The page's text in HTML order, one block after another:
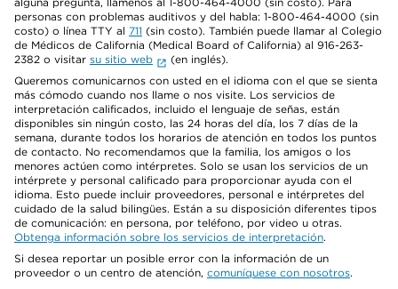
personas con problemas auditivos y del habla: 1-800-464-4000 (sin
costo) o línea TTY al 711 (sin costo). También puede llamar al Colegio
de Médicos de California (Medical Board of California) al 916-263-
2382 o visitar su sitio web
(en inglés).
Queremos comunicarnos con usted en el idioma con el que se sienta
más cómodo cuando nos llame o nos visite. Los servicios de
interpretación calificados, incluido el lenguaje de señas, están
disponibles sin ningún costo, las 24 horas del día, los 7 días de la
semana, durante todos los horarios de atención en todos los puntos
de contacto. No recomendamos que la familia, los amigos o los
menores actúen como intérpretes. Solo se usan los servicios de un
intérprete y personal calificado para proporcionar ayuda con el
idioma. Esto puede incluir proveedores, personal e intérpretes del
cuidado de la salud bilingües. Están a su disposición diferentes tipos
de comunicación: en persona, por teléfono, por video u otras.
Obtenga información sobre los servicios de interpretación.
Si desea reportar un posible error con la información de un
proveedor o un centro de atención, comuníquese con nosotros.